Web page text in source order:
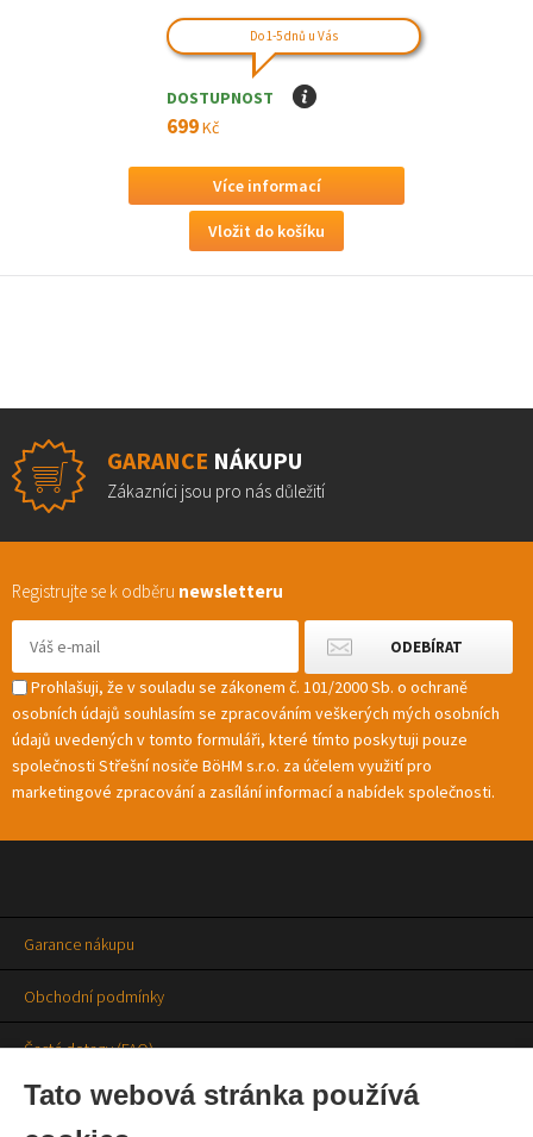
Tato webová stránka používá
Do 1-5 dnů u Vás
DOSTUPNOST I
699Kč
Více informací
GARANCE NÁKUPU
Zákazníci jsou pro nás důležití
Registrujte se k odběru newsletteru
Prohlašuji, že v souladu se zákonem č. 101/2000 Sb. o ochraně
osobních údajů souhlasím se zpracováním veškerých mých osobních
údajů uvedených v tomto formuláři, které tímto poskytuji pouze
společnosti Střešní nosiče BöHM s.r.o. za účelem využití pro
marketingové zpracování a zasílání informací a nabídek společnosti.
Garance nákupu
Obchodní podmínky
Časté dotazy (FAQ)
Prodejny